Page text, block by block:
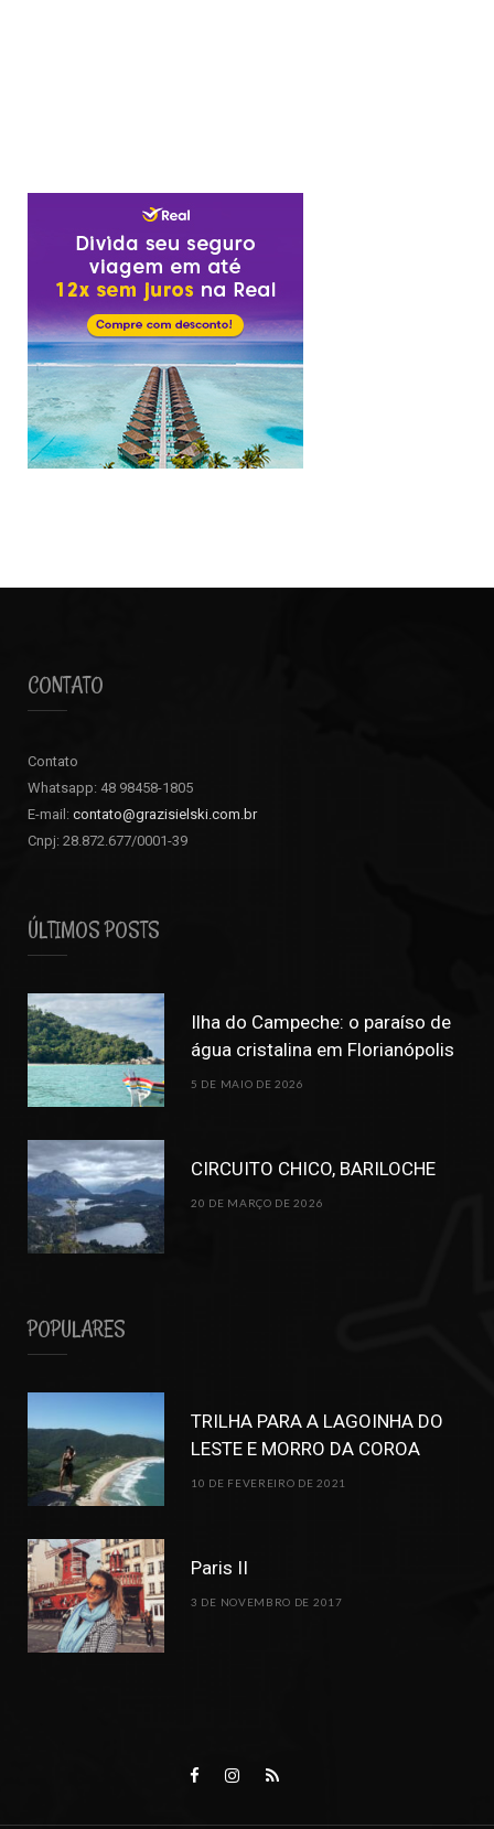
CONTATO
Contato
Whatsapp: 48 98458-1805
E-mail: contato@grazisielski.com.br
Cnpj: 28.872.677/0001-39
ÚLTIMOS POSTS
Ilha do Campeche: o paraíso de
água cristalina em Florianópolis
5 DE MAIO DE 2026
CIRCUITO CHICO, BARILOCHE
20 DE MARÇO DE 2026
POPULARES
TRILHA PARA A LAGOINHA DO
LESTE E MORRO DA COROA
10 DE FEVEREIRO DE 2021
Paris II
3 DE NOVEMBRO DE 2017